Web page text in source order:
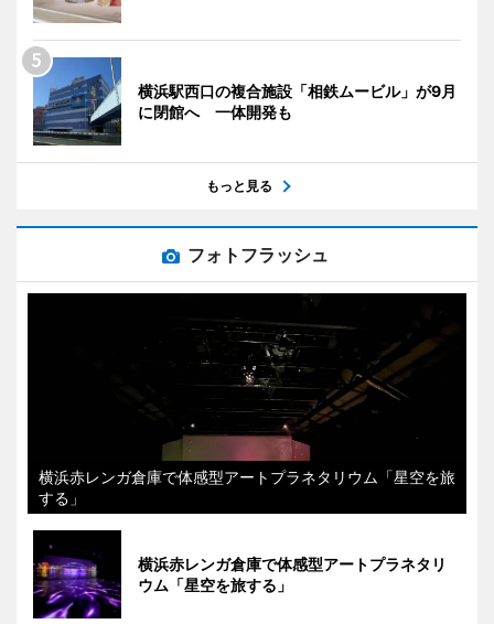
横浜駅西口の複合施設「相鉄ムービル」が9月
に閉館へ 一体開発も
もっと見る
フォトフラッシュ
横浜赤レンガ倉庫で体感型アートプラネタリウム「星空を旅
する」
横浜赤レンガ倉庫で体感型アートプラネタリ
ウム「星空を旅する」